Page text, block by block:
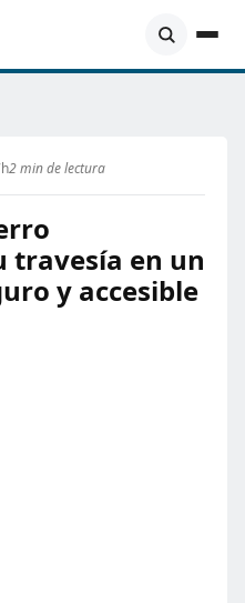
2 min de lectura
en un
y accesible